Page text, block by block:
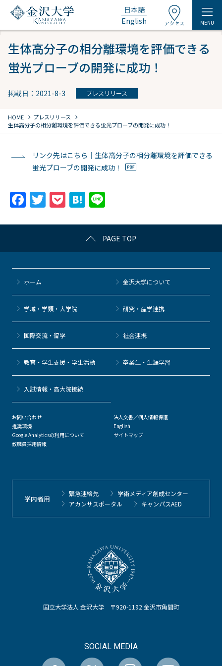
日本語
English
アクセス MENU
生体高分子の相分離環境を評価できる
蛍光プローブの開発に成功！
掲載日：2021-8-3 プレスリリース
HOME chevron_right プレスリリース chevron_right
生体高分子の相分離環境を評価できる蛍光プローブの開発に成功！
リンク先はこちら｜生体高分子の相分離環境を評価できる
蛍光プローブの開発に成功！
F
c
e
b
o
o
k
T
itt
er
P
c
k
et
H
e
n
a
e
PAGE TOP
国立大学法人 金沢大学 〒920-1192 金沢市角間町
SOCIAL MEDIA
ホーム 金沢大学について
学域・学類・大学院 研究・産学連携
国際交流・留学 社会連携
教育・学生支援・学生活動 卒業生・生涯学習
⼊試情報・高大院接続
お問い合わせ
推奨環境
Google Analyticsの利用について
教職員採用情報
法人文書／個人情報保護
English
サイトマップ
学内者用
緊急連絡先
学術メディア創成センター
アカンサスポータル
キャンパスAED